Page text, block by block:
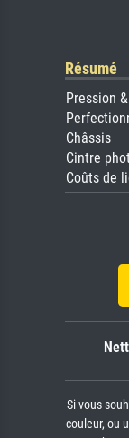
Résumé
Pression
Châssis
Cintre
Coûts de
Si vous
couleur, ou